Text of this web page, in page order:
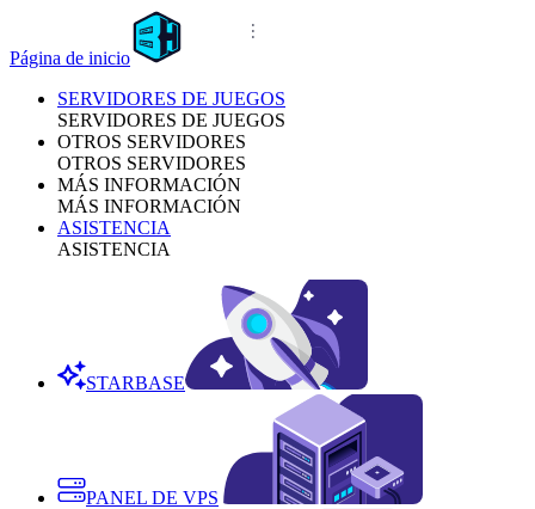
Página de inicio
SERVIDORES DE JUEGOS
SERVIDORES DE JUEGOS
OTROS SERVIDORES
OTROS SERVIDORES
MÁS INFORMACIÓN
MÁS INFORMACIÓN
ASISTENCIA
ASISTENCIA
STARBASE
PANEL DE VPS